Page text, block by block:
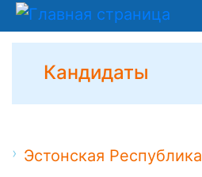
Кандидаты
Эстонская Республика